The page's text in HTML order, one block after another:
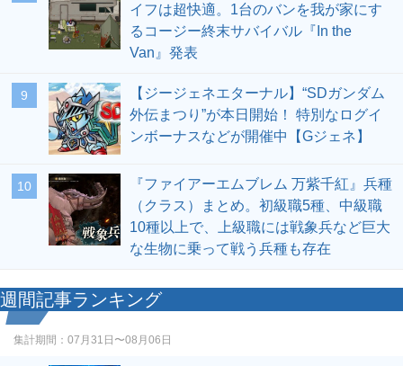
イフは超快適。1台のバンを我が家にす
るコージー終末サバイバル『In the
Van』発表
9
【ジージェネエターナル】“SDガンダム
外伝まつり”が本日開始！ 特別なログイ
ンボーナスなどが開催中【Gジェネ】
10
『ファイアーエムブレム 万紫千紅』兵種
（クラス）まとめ。初級職5種、中級職
10種以上で、上級職には戦象兵など巨大
な生物に乗って戦う兵種も存在
週間記事ランキング
集計期間： 07月31日〜08月06日